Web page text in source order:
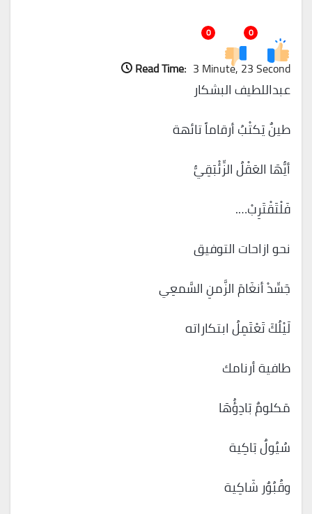
0
0
Read Time: 3 Minute, 23 Second
عبداللطيف البشكار
طينٌ يَكتْبُ أرقاماً تائهة
أيُّهَا العَقْلُ الزِّئْبَقِيُّ
فَلْتَقْتَرِبْ….
نحو ازاحات التوفيق
جَسِّدْ أنغَامَ الزَّمنِ السَّمعِي
لَيْلُكَ تَعْتَمِلُ ابتكاراته
طافية أرنامك
مَكلومٌ بَادِؤُهَا
سُيُولٌ بَاكِية
وقُبُوٌر شَاكِية